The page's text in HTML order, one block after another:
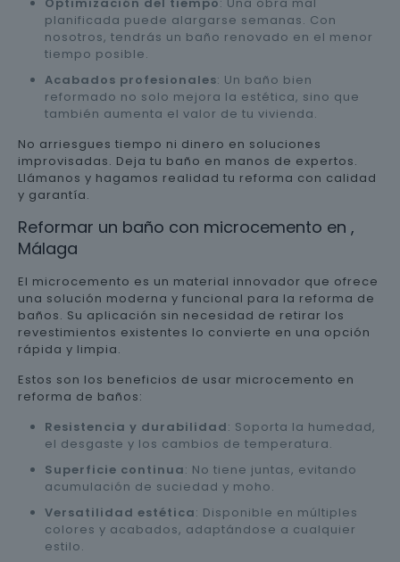
planificada puede alargarse semanas. Con
nosotros, tendrás un baño renovado en el menor
tiempo posible.
Acabados profesionales: Un baño bien
reformado no solo mejora la estética, sino que
también aumenta el valor de tu vivienda.
No arriesgues tiempo ni dinero en soluciones
improvisadas. Deja tu baño en manos de expertos.
Llámanos y hagamos realidad tu reforma con calidad
y garantía.
Reformar un baño con microcemento en ,
Málaga
El microcemento es un material innovador que ofrece
una solución moderna y funcional para la reforma de
baños. Su aplicación sin necesidad de retirar los
revestimientos existentes lo convierte en una opción
rápida y limpia.
Estos son los beneficios de usar microcemento en
reforma de baños:
Resistencia y durabilidad: Soporta la humedad,
el desgaste y los cambios de temperatura.
Superficie continua: No tiene juntas, evitando
acumulación de suciedad y moho.
Versatilidad estética: Disponible en múltiples
colores y acabados, adaptándose a cualquier
estilo.